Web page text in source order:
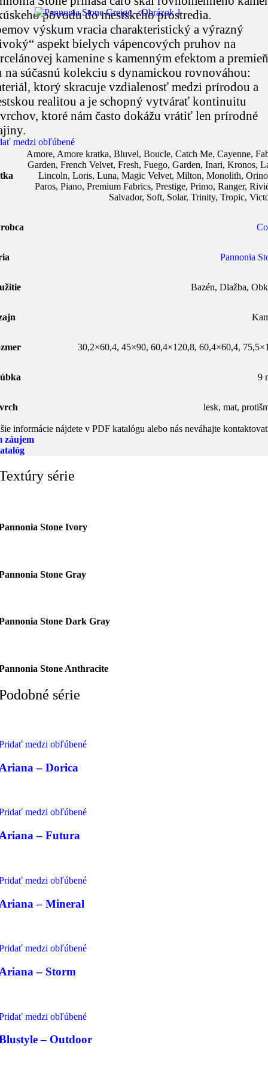
pôvodu do mestského prostredia.
výskum vracia charakteristický a výrazný
aspekt bielych vápencových pruhov na
kamenine s kamenným efektom a
na súčasnú kolekciu s dynamickou rovnováhou:
ktorý skracuje vzdialenosť medzi prírodou a
realitou a je schopný vytvárať kontinuitu
ktoré nám často dokážu vrátiť len prírodné
medzi obľúbené
Amore, Amore kratka, Bluvel, Boucle, Catch Me, Cayenne,
Garden, French Velvet, Fresh, Fuego, Garden, Inari, Kronos,
Lincoln, Loris, Luna, Magic Velvet, Milton, Monolith,
Paros, Piano, Premium Fabrics, Prestige, Primo, Ranger,
Salvador, Soft, Solar, Trinity, Tropic,
Pannonia
Bazén, Dlažba,
30,2×60,4, 45×90, 60,4×120,8, 60,4×60,4,
9
lesk, mat,
informácie nájdete v PDF katalógu alebo nás neváhajte
záujem
série
Stone Ivory
Stone Gray
Stone Dark Gray
Stone Anthracite
série
medzi obľúbené
– Dorica
medzi obľúbené
– Futura
medzi obľúbené
– Mineral
medzi obľúbené
– Storm
medzi obľúbené
– Outdoor